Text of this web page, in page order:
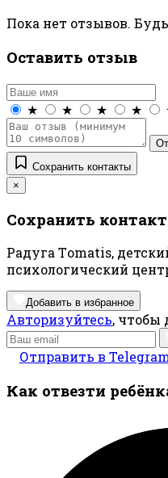
Пока нет отзывов.
Оставить отзыв
★ ★ ★ ★
Сохранить контакты
×
Сохранить
Радуга Тomatis,
психологический
Добавить в избранное
Авторизуйтесь, чтобы
Отправить в
Как отвезти